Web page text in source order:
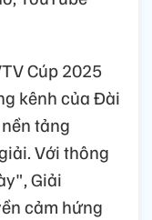
Cúp 2025
kênh của Đài
tảng
Với thông
Giải
cảm hứng